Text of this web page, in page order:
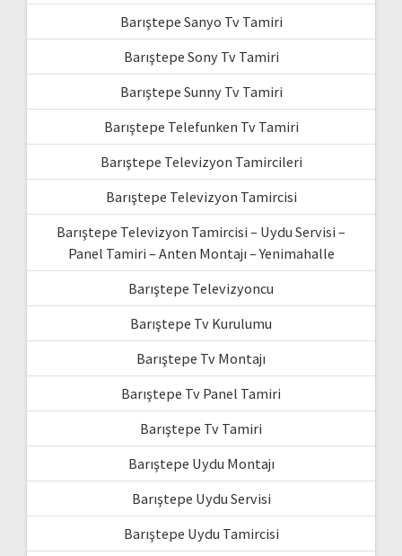
Barıştepe Sanyo Tv Tamiri
Barıştepe Sony Tv Tamiri
Barıştepe Sunny Tv Tamiri
Barıştepe Telefunken Tv Tamiri
Barıştepe Televizyon Tamircileri
Barıştepe Televizyon Tamircisi
Barıştepe Televizyon Tamircisi – Uydu Servisi –
Panel Tamiri – Anten Montajı – Yenimahalle
Barıştepe Televizyoncu
Barıştepe Tv Kurulumu
Barıştepe Tv Montajı
Barıştepe Tv Panel Tamiri
Barıştepe Tv Tamiri
Barıştepe Uydu Montajı
Barıştepe Uydu Servisi
Barıştepe Uydu Tamircisi